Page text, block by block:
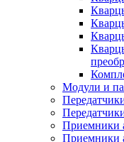
Модули и
Приемники
Приемники